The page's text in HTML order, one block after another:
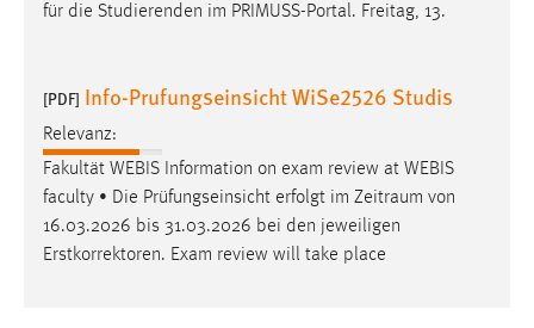
für die Studierenden im PRIMUSS-Portal. Freitag, 13.
[PDF] Info-Prufungseinsicht WiSe2526 Studis
Relevanz:
Fakultät WEBIS Information on exam review at WEBIS
faculty • Die Prüfungseinsicht erfolgt im Zeitraum von
16.03.2026 bis 31.03.2026 bei den jeweiligen
Erstkorrektoren. Exam review will take place